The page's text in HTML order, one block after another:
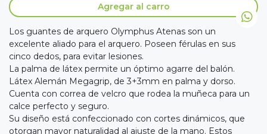
Agregar al carro
Los guantes de arquero Olymphus Atenas son un
excelente aliado para el arquero. Poseen férulas en sus
cinco dedos, para evitar lesiones.
La palma de látex permite un óptimo agarre del balón.
Látex Alemán Megagrip, de 3+3mm en palma y dorso.
Cuenta con correa de velcro que rodea la muñeca para un
calce perfecto y seguro.
Su diseño está confeccionado con cortes dinámicos, que
otorgan mayor naturalidad al ajuste de la mano. Estos